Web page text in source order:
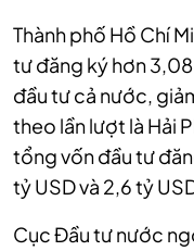
Thành phố Hồ Chí
tư đăng ký hơn
đầu tư cả nước,
theo lần lượt là Hải
tổng vốn đầu tư
tỷ USD và 2,6 tỷ
Cục Đầu tư nước